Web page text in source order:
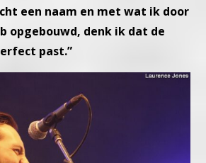
een naam en met wat ik door
opgebouwd, denk ik dat de
past.”